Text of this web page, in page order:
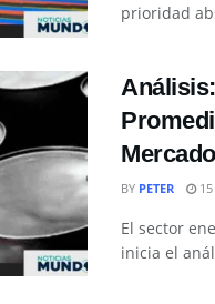
prioridad
BY PETER 15
El sector
inicia el